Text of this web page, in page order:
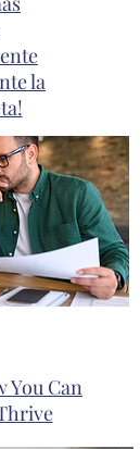
la
You Can